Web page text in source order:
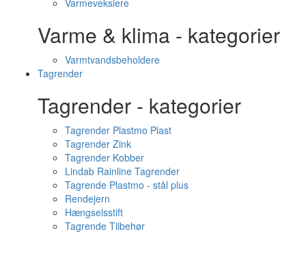
Varmevekslere
Varme & klima - kategorier
Varmtvandsbeholdere
Tagrender
Tagrender - kategorier
Tagrender Plastmo Plast
Tagrender Zink
Tagrender Kobber
Lindab Rainline Tagrender
Tagrende Plastmo - stål plus
Rendejern
Hængselsstift
Tagrende Tilbehør